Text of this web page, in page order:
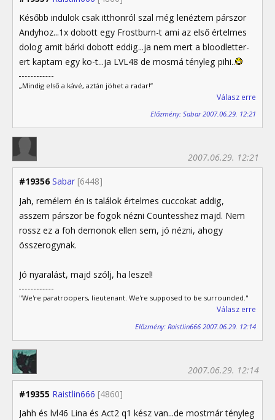
Később indulok csak itthonról szal még lenéztem párszor
Andyhoz...1x dobott egy Frostburn-t ami az első értelmes
dolog amit bárki dobott eddig...ja nem mert a bloodletter-
ert kaptam egy ko-t...ja LVL48 de mosmá tényleg pihi..
„Mindig első a kávé, aztán jöhet a radar!”
Válasz erre
Előzmény: Sabar 2007.06.29. 12:21
#19356 Sabar [6448]
2007.06.29. 12:21
Jah, remélem én is találok értelmes cuccokat addig,
asszem párszor be fogok nézni Countesshez majd. Nem
rossz ez a foh demonok ellen sem, jó nézni, ahogy
összerogynak.
Jó nyaralást, majd szólj, ha leszel!
"We're paratroopers, lieutenant. We're supposed to be surrounded."
Válasz erre
Előzmény: Raistlin666 2007.06.29. 12:14
#19355 Raistlin666 [4860]
2007.06.29. 12:14
Jahh és lvl46 Lina és Act2 q1 kész van...de mostmár tényleg